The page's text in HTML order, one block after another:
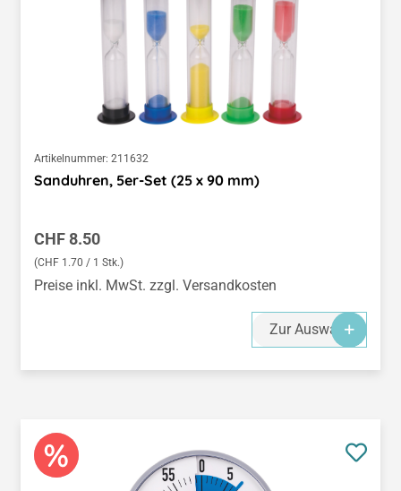
Artikelnummer: 211632
Sanduhren, 5er-Set (25 x 90 mm)
Regulärer Preis:
CHF 8.50
(CHF 1.70 / 1 Stk.)
Preise inkl. MwSt. zzgl. Versandkosten
Zur Auswahl